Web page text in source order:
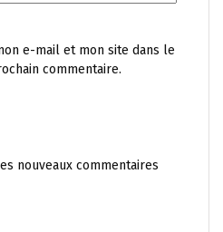
e-mail et mon site dans le
commentaire.
nouveaux commentaires